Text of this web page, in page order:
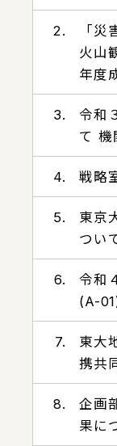
2.
「
火山
年度
3.
令和
て 機
4. 戦略
5.
東京
つい
6.
令和
(A-
7.
東大
携共
8.
企画
果に